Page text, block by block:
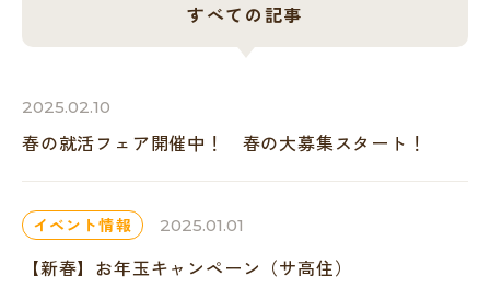
すべての記事
2025.02.10
春の就活フェア開催中！ 春の大募集スタート！
イベント情報 2025.01.01
【新春】お年玉キャンペーン（サ高住）